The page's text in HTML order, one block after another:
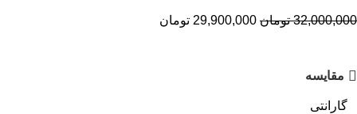
32,000,000 تومان 29,900,000 تومان
مقایسه
گارانتی